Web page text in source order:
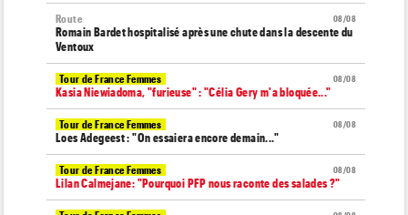
08/08
Route
Romain Bardet hospitalisé après une chute dans la descente du
Ventoux
08/08
Tour de France Femmes
Kasia Niewiadoma, "furieuse" : "Célia Gery m'a bloquée..."
08/08
Tour de France Femmes
Loes Adegeest : "On essaiera encore demain..."
08/08
Tour de France Femmes
Lilan Calmejane: "Pourquoi PFP nous raconte des salades ?"